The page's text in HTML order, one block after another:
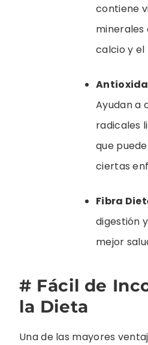
contiene
minerales
calcio y el
Ayudan a
radicales
que
ciertas
Fibra
digestión
mejor
# Fácil de
la Dieta
Una de las mayores